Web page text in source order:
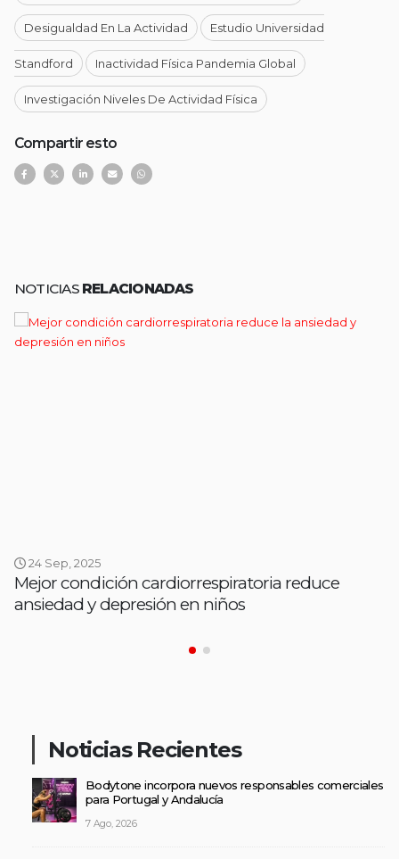
Desigualdad En La Actividad Estudio Universidad
Standford Inactividad Física Pandemia Global
Investigación Niveles De Actividad Física
Compartir esto
NOTICIAS RELACIONADAS
24 Sep, 2025
Mejor condición cardiorrespiratoria reduce
ansiedad y depresión en niños
Noticias Recientes
Bodytone incorpora nuevos responsables comerciales
para Portugal y Andalucía
7 Ago, 2026